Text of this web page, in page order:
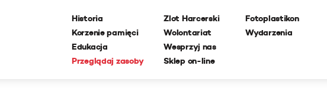
Historia
Korzenie pamięci
Edukacja
Przeglądaj zasoby
Zlot Harcerski
Wolontariat
Wesprzyj nas
Sklep on-line
Fotoplastikon
Wydarzenia